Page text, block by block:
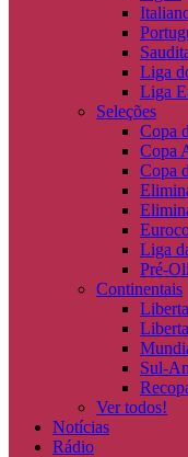
Liga
Liga
Seleções
Copa
Copa
Copa
Liga
Pré-
Continentais
Sul-
Ver todos!
Notícias
Rádio